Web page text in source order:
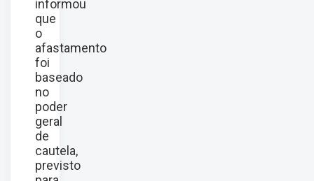
informou
que
o
afastamento
foi
baseado
no
poder
geral
de
cautela,
previsto